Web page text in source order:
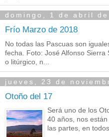
domingo, 1 de abril de
Frío Marzo de 2018
No todas las Pascuas son
fecha. Foto: José Alfonso Sierra
o litúrgico, n...
jueves, 23 de
Otoño del 17
Será uno de los
40 años, nos
las partes, en